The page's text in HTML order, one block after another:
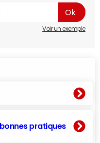
Voir un exemple
pratiques